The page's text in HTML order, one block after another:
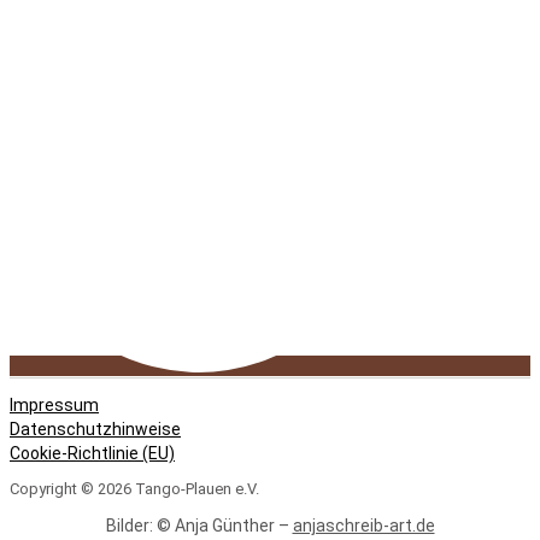
Impressum
Datenschutzhinweise
Cookie-Richtlinie (EU)
Copyright © 2026 Tango-Plauen e.V.
Bilder: © Anja Günther – anjaschreib-art.de